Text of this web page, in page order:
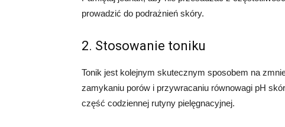
prowadzić do podrażnień skóry.
2. Stosowanie toniku
Tonik jest kolejnym skutecznym sposobem na
zamykaniu porów i przywracaniu równowagi pH
część codziennej rutyny pielęgnacyjnej.